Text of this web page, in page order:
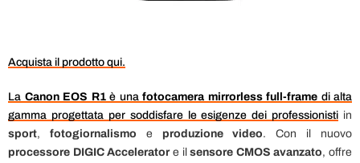
Acquista il prodotto qui.
La Canon EOS R1è una fotocamera mirrorless full-frame di alta
gamma progettata per soddisfare le esigenze dei professionisti in
sport, fotogiornalismo e produzione video. Con il nuovo
processore DIGIC Acceleratore ilsensore CMOS avanzato, offre